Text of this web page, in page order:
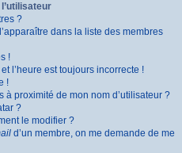
?
dans la liste des membres
!
l’heure est toujours incorrecte !
!
à proximité de mon nom d’utilisateur ?
?
le modifier ?
d’un membre, on me demande de me